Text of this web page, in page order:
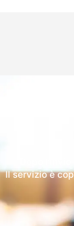
Dopo
Il servizio è